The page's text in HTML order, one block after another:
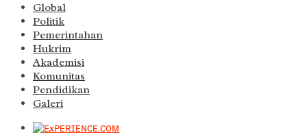
Global
Politik
Pemerintahan
Hukrim
Akademisi
Komunitas
Pendidikan
Galeri